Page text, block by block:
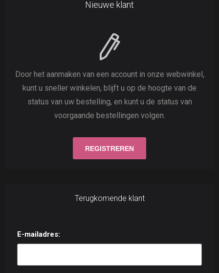
Nieuwe klant
Door het aanmaken van een account in onze webwinkel,
kunt u sneller winkelen, blijft u op de hoogte van de
status van uw bestelling, en kunt u de status van
voorgaande bestellingen volgen.
Terugkomende klant
E-mailadres: